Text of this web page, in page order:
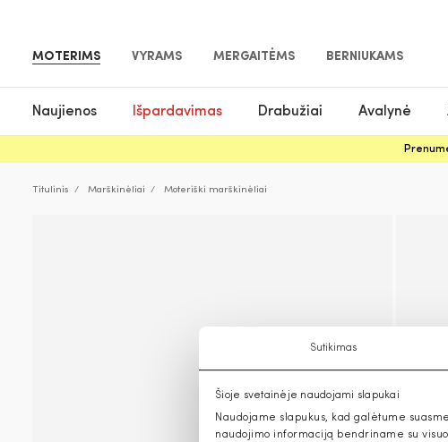
Sutikimas
Šioje svetainėje naudojami slapukai
Naudojame slapukus, kad galėtume
naudojimo informaciją bendriname su
MOTERIMS VYRAMS MERGAITĖMS BERNIUKAMS
Naujienos Išpardavimas Drabužiai Avalynė
Titulinis Marškinėliai Moteriški marškinėliai